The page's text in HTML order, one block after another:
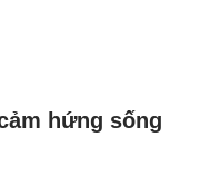
hứng sống